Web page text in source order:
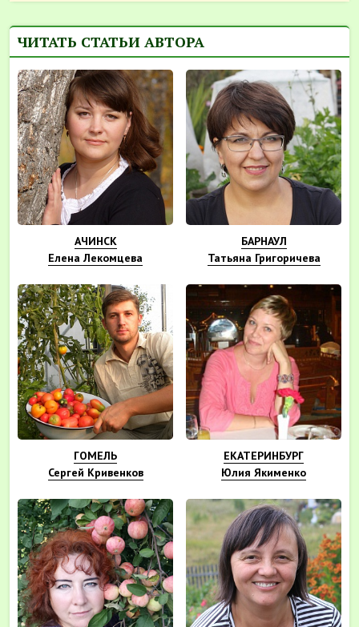
ЧИТАТЬ СТАТЬИ АВТОРА
АЧИНСК
Елена Лекомцева
БАРНАУЛ
Татьяна Григоричева
ГОМЕЛЬ
Сергей Кривенков
ЕКАТЕРИНБУРГ
Юлия Якименко